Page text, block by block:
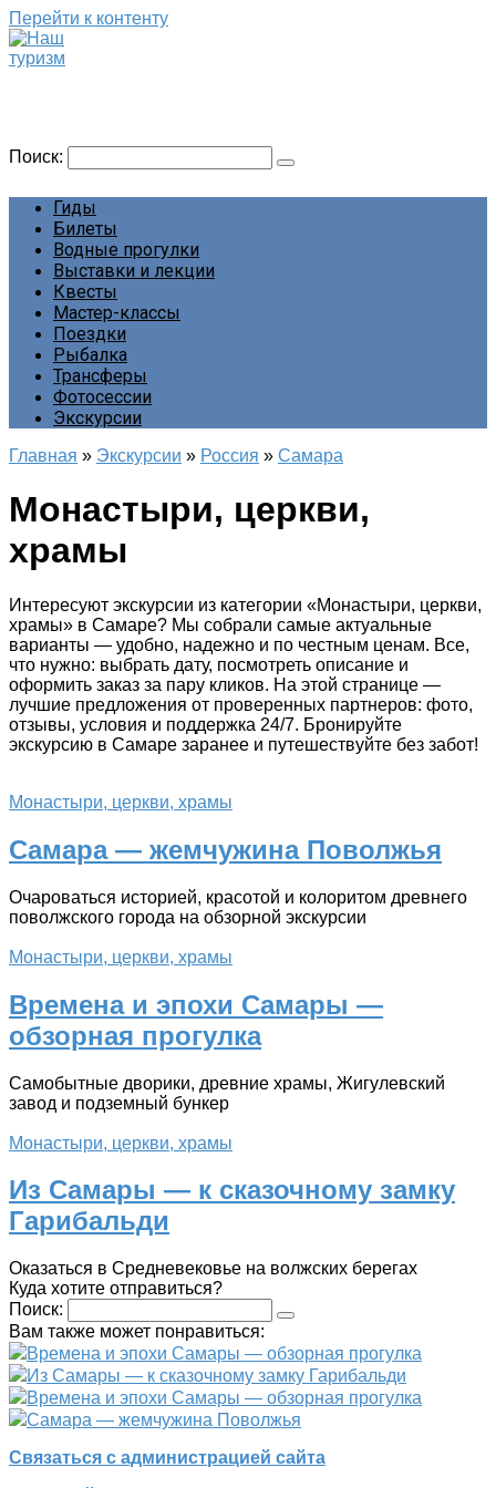
Перейти к контенту
Поиск:
Гиды
Билеты
Водные прогулки
Выставки и лекции
Квесты
Мастер-классы
Поездки
Рыбалка
Трансферы
Фотосессии
Экскурсии
Главная » Экскурсии » Россия » Самара
Монастыри, церкви,
храмы
Интересуют экскурсии из категории «Монастыри, церкви,
храмы» в Самаре? Мы собрали самые актуальные
варианты — удобно, надежно и по честным ценам. Все,
что нужно: выбрать дату, посмотреть описание и
оформить заказ за пару кликов. На этой странице —
лучшие предложения от проверенных партнеров: фото,
отзывы, условия и поддержка 24/7. Бронируйте
экскурсию в Самаре заранее и путешествуйте без забот!
Монастыри, церкви, храмы
Самара — жемчужина Поволжья
Очароваться историей, красотой и колоритом древнего
поволжского города на обзорной экскурсии
Монастыри, церкви, храмы
Времена и эпохи Самары —
обзорная прогулка
Самобытные дворики, древние храмы, Жигулевский
завод и подземный бункер
Монастыри, церкви, храмы
Из Самары — к сказочному замку
Гарибальди
Оказаться в Средневековье на волжских берегах
Куда хотите отправиться?
Поиск:
Вам также может понравиться:
Времена и эпохи Самары — обзорная прогулка
Из Самары — к сказочному замку Гарибальди
Времена и эпохи Самары — обзорная прогулка
Самара — жемчужина Поволжья
Связаться с администрацией сайта